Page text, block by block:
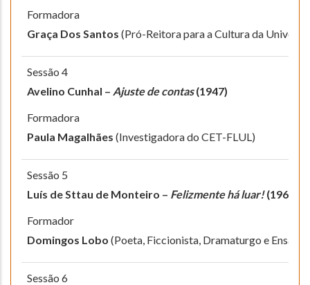
Formadora
Graça Dos Santos (Pró-Reitora para a Cultura da
Sessão 4
Avelino Cunhal – Ajuste de contas(1947)
Formadora
Paula Magalhães (Investigadora do CET-FLUL)
Sessão 5
Luís de Sttau de Monteiro – Felizmente há luar!(1961)
Formador
Domingos Lobo (Poeta, Ficcionista, Dramaturgo e
Sessão 6